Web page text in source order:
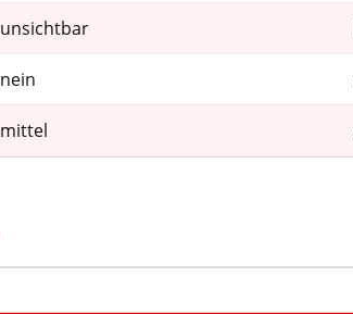
unsichtbar
nein
mittel